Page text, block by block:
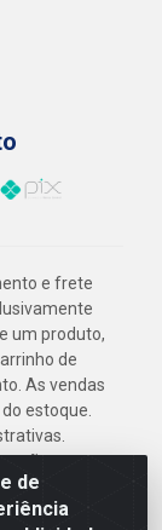
de
e frete
um produto,
de
As vendas
estoque.
em